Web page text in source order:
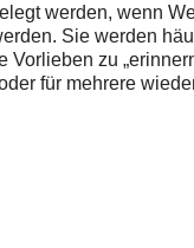
werden, wenn
Sie werden
Vorlieben zu
für mehrere